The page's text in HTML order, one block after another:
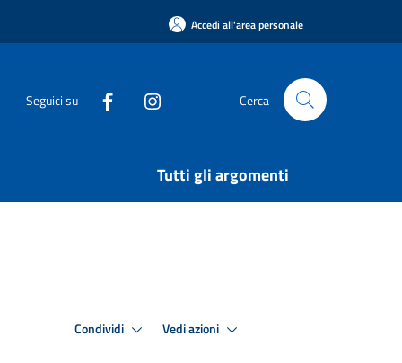
Accedi all'area personale
Seguici su Cerca
Tutti gli argomenti
Condividi Vedi azioni